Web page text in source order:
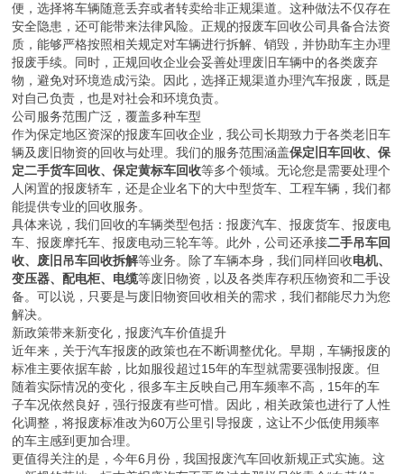
便，选择将车辆随意丢弃或者转卖给非正规渠道。这种做法不仅存在
安全隐患，还可能带来法律风险。正规的报废车回收公司具备合法资
质，能够严格按照相关规定对车辆进行拆解、销毁，并协助车主办理
报废手续。同时，正规回收企业会妥善处理废旧车辆中的各类废弃
物，避免对环境造成污染。因此，选择正规渠道办理汽车报废，既是
对自己负责，也是对社会和环境负责。
公司服务范围广泛，覆盖多种车型
作为保定地区资深的报废车回收企业，我公司长期致力于各类老旧车
辆及废旧物资的回收与处理。我们的服务范围涵盖保定旧车回收、保
定二手货车回收、保定黄标车回收等多个领域。无论您是需要处理个
人闲置的报废轿车，还是企业名下的大中型货车、工程车辆，我们都
能提供专业的回收服务。
具体来说，我们回收的车辆类型包括：报废汽车、报废货车、报废电
车、报废摩托车、报废电动三轮车等。此外，公司还承接二手吊车回
收、废旧吊车回收拆解等业务。除了车辆本身，我们同样回收电机、
变压器、配电柜、电缆等废旧物资，以及各类库存积压物资和二手设
备。可以说，只要是与废旧物资回收相关的需求，我们都能尽力为您
解决。
新政策带来新变化，报废汽车价值提升
近年来，关于汽车报废的政策也在不断调整优化。早期，车辆报废的
标准主要依据车龄，比如服役超过15年的车型就需要强制报废。但
随着实际情况的变化，很多车主反映自己用车频率不高，15年的车
子车况依然良好，强行报废有些可惜。因此，相关政策也进行了人性
化调整，将报废标准改为60万公里引导报废，这让不少低使用频率
的车主感到更加合理。
更值得关注的是，今年6月份，我国报废汽车回收新规正式实施。这